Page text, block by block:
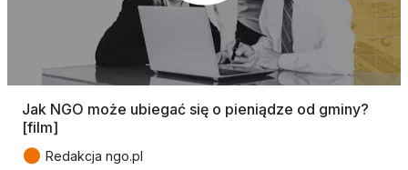
Jak NGO może ubiegać się o pieniądze od gminy?
[film]
● Redakcja ngo.pl